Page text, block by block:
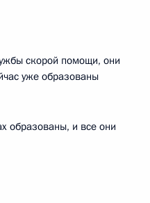
скорой помощи, они
уже образованы
образованы, и все они